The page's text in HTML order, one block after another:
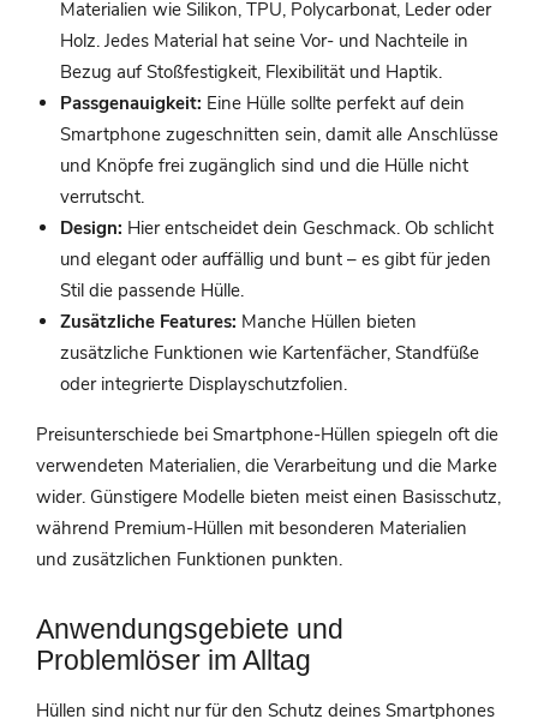
Materialien wie Silikon, TPU, Polycarbonat, Leder oder
Holz. Jedes Material hat seine Vor- und Nachteile in
Bezug auf Stoßfestigkeit, Flexibilität und Haptik.
Passgenauigkeit: Eine Hülle sollte perfekt auf dein
Smartphone zugeschnitten sein, damit alle Anschlüsse
und Knöpfe frei zugänglich sind und die Hülle nicht
verrutscht.
Design: Hier entscheidet dein Geschmack. Ob schlicht
und elegant oder auffällig und bunt – es gibt für jeden
Stil die passende Hülle.
Zusätzliche Features: Manche Hüllen bieten
zusätzliche Funktionen wie Kartenfächer, Standfüße
oder integrierte Displayschutzfolien.
Preisunterschiede bei Smartphone-Hüllen spiegeln oft die
verwendeten Materialien, die Verarbeitung und die Marke
wider. Günstigere Modelle bieten meist einen Basisschutz,
während Premium-Hüllen mit besonderen Materialien
und zusätzlichen Funktionen punkten.
Anwendungsgebiete und
Problemlöser im Alltag
Hüllen sind nicht nur für den Schutz deines Smartphones